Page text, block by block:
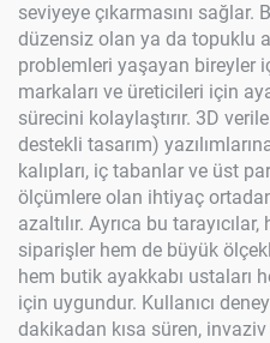
seviyeye çıkarmasını sağlar.
düzensiz olan ya da topuklu
problemleri yaşayan bireyler
markaları ve üreticileri için
sürecini kolaylaştırır. 3D
destekli tasarım)
kalıpları, iç tabanlar ve üst
ölçümlere olan ihtiyaç
azaltılır. Ayrıca bu
siparişler hem de büyük
hem butik ayakkabı ustaları
için uygundur. Kullanıcı
dakikadan kısa süren,